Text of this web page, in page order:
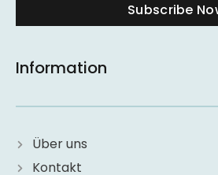
Subscribe
Information
Über uns
Kontakt